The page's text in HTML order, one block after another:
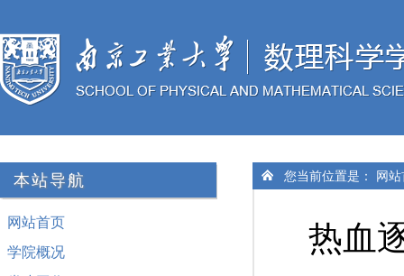
本站导航
网站首页
学院概况
您当前位置是： 网
热血